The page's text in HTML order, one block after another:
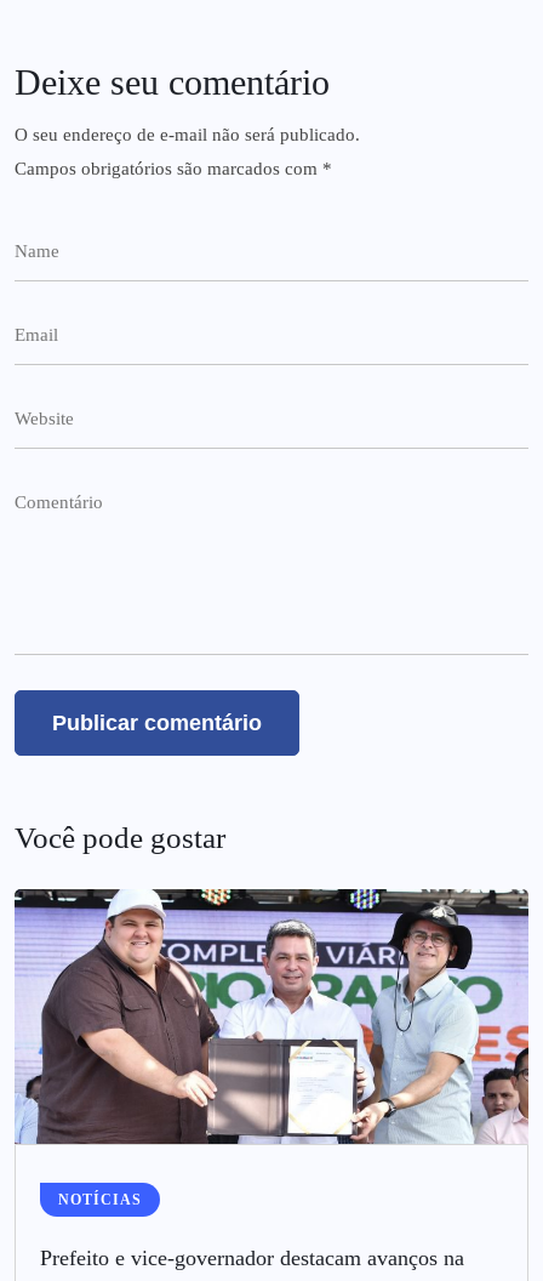
Deixe seu comentário
O seu endereço de e-mail não será publicado.
Campos obrigatórios são marcados com *
Você pode gostar
NOTÍCIAS
Prefeito e vice-governador destacam avanços na